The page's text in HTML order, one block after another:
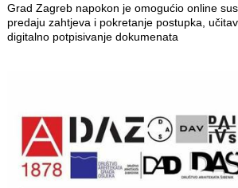
Grad Zagreb napokon je omogućio online
predaju zahtjeva i pokretanje postupka,
digitalno potpisivanje dokumenata